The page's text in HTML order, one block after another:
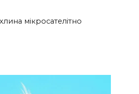
мікросателітно